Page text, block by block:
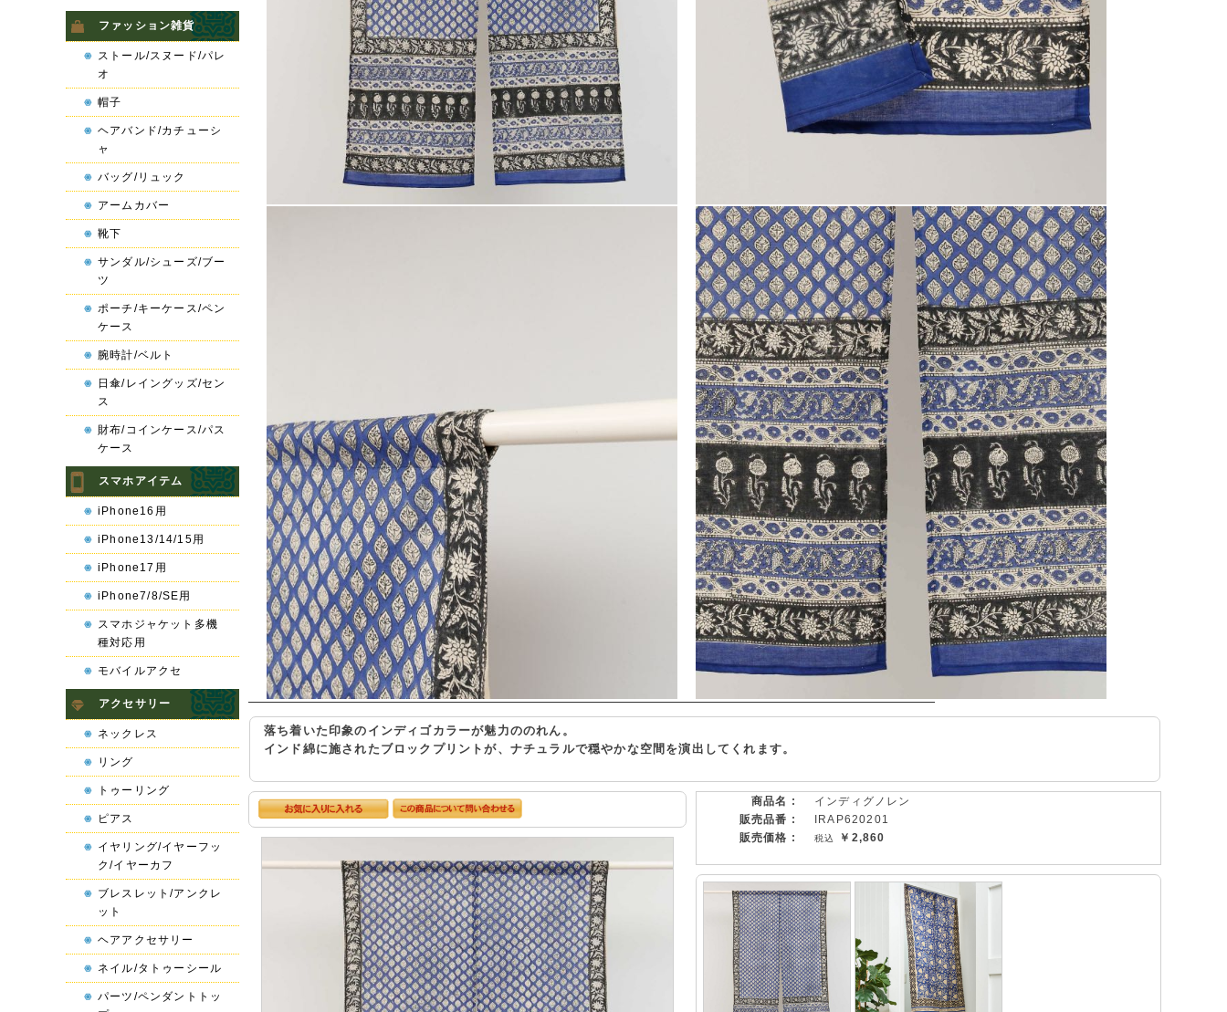
落ち着いた印象のインディゴカラーが魅力ののれん。
インド綿に施されたブロックプリントが、ナチュラルで穏やかな空間を演出してくれます。
商品名 :
インディグノレン
販売品番 :
IRAP620201
販売価格 :
￥2,860
ファッション雑貨
ストール/スヌード/パレ
オ
帽子
ヘアバンド/カチューシ
ャ
バッグ/リュック
アームカバー
靴下
サンダル/シューズ/ブー
ツ
ポーチ/キーケース/ペン
ケース
腕時計/ベルト
日傘/レイングッズ/セン
ス
財布/コインケース/パス
ケース
スマホアイテム
iPhone16用
iPhone13/14/15用
iPhone17用
iPhone7/8/SE用
スマホジャケット多機
種対応用
モバイルアクセ
アクセサリー
ネックレス
リング
トゥーリング
ピアス
イヤリング/イヤーフッ
ク/イヤーカフ
ブレスレット/アンクレ
ット
ヘアアクセサリー
ネイル/タトゥーシール
パーツ/ペンダントトッ